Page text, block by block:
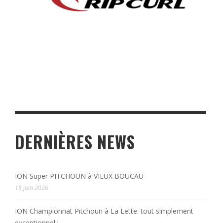
DERNIÈRES NEWS
ION Super PITCHOUN à VIEUX BOUCAU
15 juin 2026
ION Championnat Pitchoun à La Lette: tout simplement